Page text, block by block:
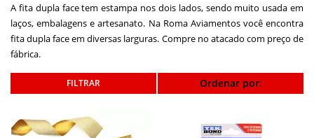
A fita dupla face tem estampa nos dois lados, sendo muito usada em
laços, embalagens e artesanato. Na Roma Aviamentos você encontra
fita dupla face em diversas larguras. Compre no atacado com preço de
fábrica.
Ordenar por: